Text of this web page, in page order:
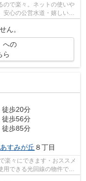
ので楽々。ネットの使いや
心の公営水道・嬉しい公
ん。
への
ら
徒歩20分
徒歩56分
徒歩85分
あすみが丘 ８丁目
楽々にできます・おススメ
用できる光回線の物件で